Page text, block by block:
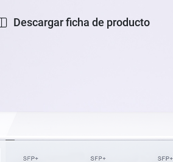
Descargar ficha de producto